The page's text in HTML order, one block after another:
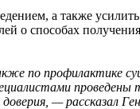
а также усилить
о способах получения
по профилактике
проведены
— рассказал